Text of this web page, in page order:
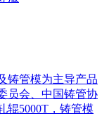
铸管模为主导产品
员会、中国铸管协
辊5000T，铸管模